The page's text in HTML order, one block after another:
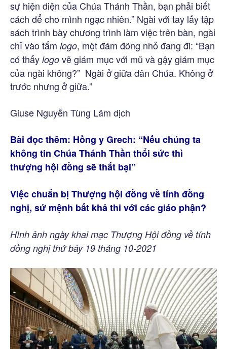
sự hiện diện của Chúa Thánh Thần, bạn phải biết
cách để cho mình ngạc nhiên.” Ngài với tay lấy tập
sách trình bày chương trình làm việc trên bàn, ngài
chỉ vào tấm logo, một đám đông nhỏ đang đi: “Bạn
có thấy logo vẽ giám mục với mũ và gậy giám mục
của ngài không?” Ngài ở giữa dân Chúa. Không ở
trước nhưng ở giữa.”
Giuse Nguyễn Tùng Lâm dịch
Bài đọc thêm: Hồng y Grech: “Nếu chúng ta
không tin Chúa Thánh Thần thổi sức thì
thượng hội đồng sẽ thất bại”
Việc chuẩn bị Thượng hội đồng về tính đồng
nghị, sứ mệnh bất khả thi với các giáo phận?
Hình ảnh ngày khai mạc Thượng Hội đồng về tính
đồng nghị thứ bảy 19 tháng 10-2021